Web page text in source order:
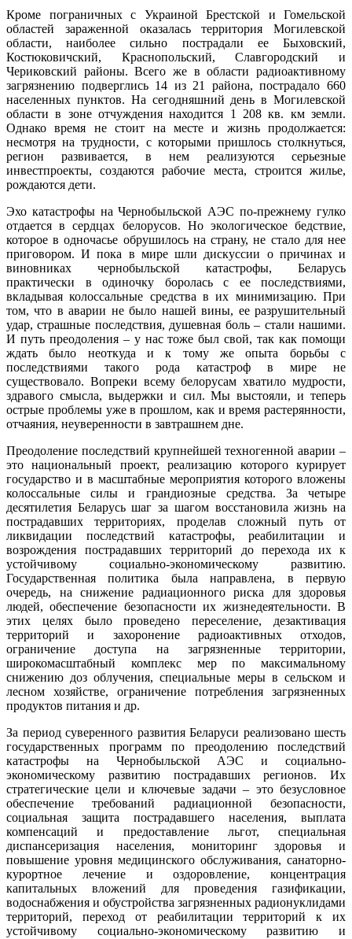
Кроме пограничных с Украиной Брестской и Гомельской
областей зараженной оказалась территория Могилевской
области, наиболее сильно пострадали ее Быховский,
Костюковичский, Краснопольский, Славгородский и
Чериковский районы. Всего же в области радиоактивному
загрязнению подверглись 14 из 21 района, пострадало 660
населенных пунктов. На сегодняшний день в Могилевской
области в зоне отчуждения находится 1 208 кв. км земли.
Однако время не стоит на месте и жизнь продолжается:
несмотря на трудности, с которыми пришлось столкнуться,
регион развивается, в нем реализуются серьезные
инвестпроекты, создаются рабочие места, строится жилье,
рождаются дети.
Эхо катастрофы на Чернобыльской АЭС по-прежнему гулко
отдается в сердцах белорусов. Но экологическое бедствие,
которое в одночасье обрушилось на страну, не стало для нее
приговором. И пока в мире шли дискуссии о причинах и
виновниках чернобыльской катастрофы, Беларусь
практически в одиночку боролась с ее последствиями,
вкладывая колоссальные средства в их минимизацию. При
том, что в аварии не было нашей вины, ее разрушительный
удар, страшные последствия, душевная боль – стали нашими.
И путь преодоления – у нас тоже был свой, так как помощи
ждать было неоткуда и к тому же опыта борьбы с
последствиями такого рода катастроф в мире не
существовало. Вопреки всему белорусам хватило мудрости,
здравого смысла, выдержки и сил. Мы выстояли, и теперь
острые проблемы уже в прошлом, как и время растерянности,
отчаяния, неуверенности в завтрашнем дне.
Преодоление последствий крупнейшей техногенной аварии –
это национальный проект, реализацию которого курирует
государство и в масштабные мероприятия которого вложены
колоссальные силы и грандиозные средства. За четыре
десятилетия Беларусь шаг за шагом восстановила жизнь на
пострадавших территориях, проделав сложный путь от
ликвидации последствий катастрофы, реабилитации и
возрождения пострадавших территорий до перехода их к
устойчивому социально-экономическому развитию.
Государственная политика была направлена, в первую
очередь, на снижение радиационного риска для здоровья
людей, обеспечение безопасности их жизнедеятельности. В
этих целях было проведено переселение, дезактивация
территорий и захоронение радиоактивных отходов,
ограничение доступа на загрязненные территории,
широкомасштабный комплекс мер по максимальному
снижению доз облучения, специальные меры в сельском и
лесном хозяйстве, ограничение потребления загрязненных
продуктов питания и др.
За период суверенного развития Беларуси реализовано шесть
государственных программ по преодолению последствий
катастрофы на Чернобыльской АЭС и социально-
экономическому развитию пострадавших регионов. Их
стратегические цели и ключевые задачи – это безусловное
обеспечение требований радиационной безопасности,
социальная защита пострадавшего населения, выплата
компенсаций и предоставление льгот, специальная
диспансеризация населения, мониторинг здоровья и
повышение уровня медицинского обслуживания, санаторно-
курортное лечение и оздоровление, концентрация
капитальных вложений для проведения газификации,
водоснабжения и обустройства загрязненных радионуклидами
территорий, переход от реабилитации территорий к их
устойчивому социально-экономическому развитию и